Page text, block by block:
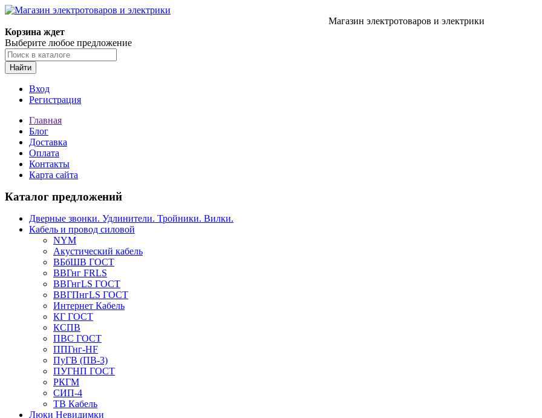
Магазин электротоваров и электрики
Корзина ждет
Выберите любое предложение
Найти
Вход
Регистрация
Главная
Блог
Доставка
Оплата
Контакты
Карта сайта
Каталог предложений
Дверные звонки. Удлинители. Тройники. Вилки.
Кабель и провод силовой
NYM
Акустический кабель
ВБбШВ ГОСТ
ВВГнг FRLS
ВВГнгLS ГОСТ
ВВГПнгLS ГОСТ
Интернет Кабель
КГ ГОСТ
КСПВ
ПВС ГОСТ
ППГнг-HF
ПуГВ (ПВ-3)
ПУГНП ГОСТ
РКГМ
СИП-4
ТВ Кабель
Люки Невидимки